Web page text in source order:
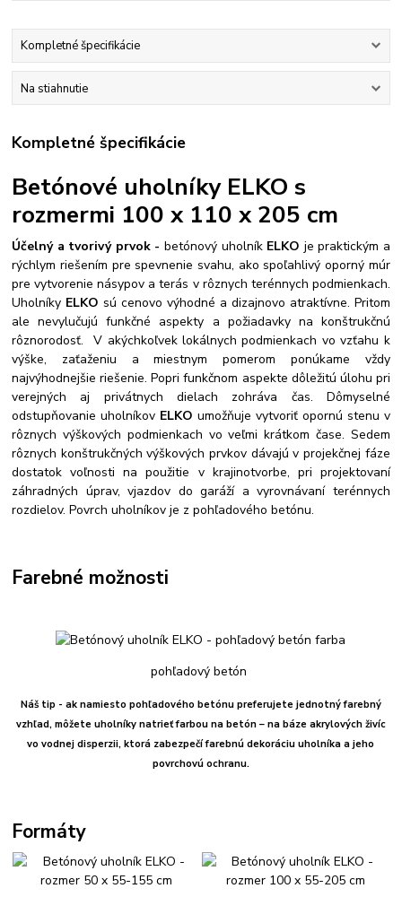
Kompletné špecifikácie
Na stiahnutie
Kompletné špecifikácie
Betónové uholníky ELKO s
rozmermi 100 x 110 x 205 cm
Účelný a tvorivý prvok - betónový uholník ELKO je praktickým a
rýchlym riešením pre spevnenie svahu, ako spoľahlivý oporný múr
pre vytvorenie násypov a terás v rôznych terénnych podmienkach.
Uholníky ELKO sú cenovo výhodné a dizajnovo atraktívne. Pritom
ale nevylučujú funkčné aspekty a požiadavky na konštrukčnú
rôznorodosť. V akýchkoľvek lokálnych podmienkach vo vzťahu k
výške, zaťaženiu a miestnym pomerom ponúkame vždy
najvýhodnejšie riešenie. Popri funkčnom aspekte dôležitú úlohu pri
verejných aj privátnych dielach zohráva čas. Dômyselné
odstupňovanie uholníkov ELKO umožňuje vytvoriť opornú stenu v
rôznych výškových podmienkach vo veľmi krátkom čase. Sedem
rôznych konštrukčných výškových prvkov dávajú v projekčnej fáze
dostatok voľnosti na použitie v krajinotvorbe, pri projektovaní
záhradných úprav, vjazdov do garáží a vyrovnávaní terénnych
rozdielov. Povrch uholníkov je z pohľadového betónu.
Farebné možnosti
pohľadový betón
Náš tip - ak namiesto pohľadového betónu preferujete jednotný farebný
vzhľad, môžete uholníky natrieť farbou na betón – na báze akrylových živíc
vo vodnej disperzii, ktorá zabezpečí farebnú dekoráciu uholníka a jeho
povrchovú ochranu.
Formáty